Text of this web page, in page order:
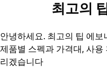
최고의
안녕하세요. 최고의 팁 에
제품별 스펙과 가격대, 사
리겠습니다